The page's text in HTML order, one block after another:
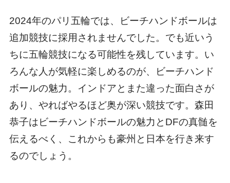
2024年のパリ五輪では、ビーチハンドボールは
追加競技に採用されませんでした。でも近いう
ちに五輪競技になる可能性を残しています。い
ろんな人が気軽に楽しめるのが、ビーチハンド
ボールの魅力。インドアとまた違った面白さが
あり、やればやるほど奥が深い競技です。森田
恭子はビーチハンドボールの魅力とDFの真髄を
伝えるべく、これからも豪州と日本を行き来す
るのでしょう。